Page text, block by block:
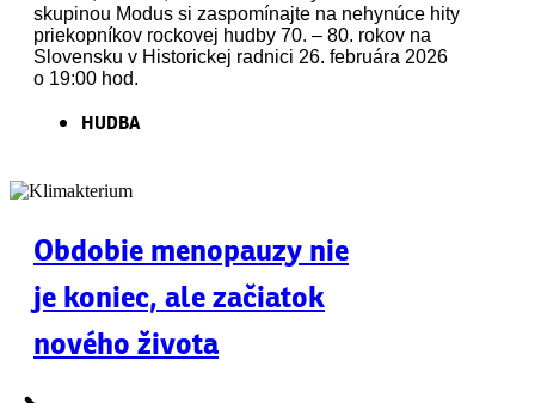
skupinou Modus si zaspomínajte na nehynúce hity
priekopníkov rockovej hudby 70. – 80. rokov na
Slovensku v Historickej radnici 26. februára 2026
o 19:00 hod.
HUDBA
Obdobie menopauzy nie
je koniec, ale začiatok
nového života